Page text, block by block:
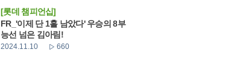
[롯데 챔피언십]
FR_'이제 단 1홀 남았다' 우승의 8부
능선 넘은 김아림!
2024.11.10 660